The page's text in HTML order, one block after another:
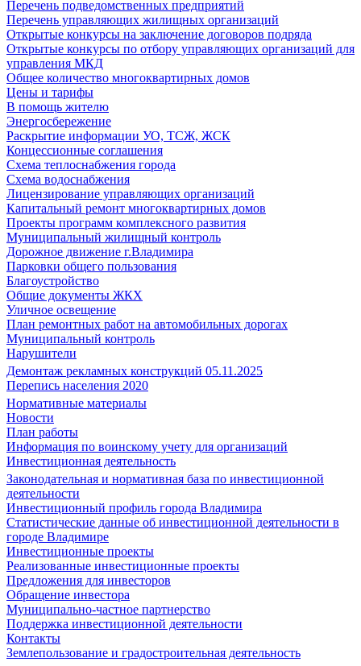
Перечень подведомственных предприятий
Перечень управляющих жилищных организаций
Открытые конкурсы на заключение договоров подряда
Открытые конкурсы по отбору управляющих организаций для
управления МКД
Общее количество многоквартирных домов
Цены и тарифы
В помощь жителю
Энергосбережение
Раскрытие информации УО, ТСЖ, ЖСК
Концессионные соглашения
Схема теплоснабжения города
Схема водоснабжения
Лицензирование управляющих организаций
Капитальный ремонт многоквартирных домов
Проекты программ комплексного развития
Муниципальный жилищный контроль
Дорожное движение г.Владимира
Парковки общего пользования
Благоустройство
Общие документы ЖКХ
Уличное освещение
План ремонтных работ на автомобильных дорогах
Муниципальный контроль
Нарушители
Демонтаж рекламных конструкций 05.11.2025
Перепись населения 2020
Нормативные материалы
Новости
План работы
Информация по воинскому учету для организаций
Инвестиционная деятельность
Законодательная и нормативная база по инвестиционной
деятельности
Инвестиционный профиль города Владимира
Статистические данные об инвестиционной деятельности в
городе Владимире
Инвестиционные проекты
Реализованные инвестиционные проекты
Предложения для инвесторов
Обращение инвестора
Муниципально-частное партнерство
Поддержка инвестиционной деятельности
Контакты
Землепользование и градостроительная деятельность